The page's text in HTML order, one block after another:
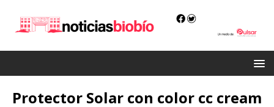
Protector Solar con color cc cream